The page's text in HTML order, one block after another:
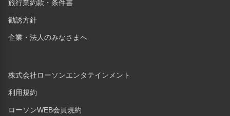
旅行業約款・条件書
勧誘方針
企業・法人のみなさまへ
株式会社ローソンエンタテインメント
利用規約
ローソンWEB会員規約